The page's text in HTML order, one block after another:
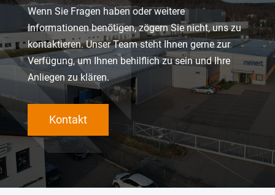
Wenn Sie Fragen haben oder weitere
Informationen benötigen, zögern Sie nicht, uns zu
kontaktieren. Unser Team steht Ihnen gerne zur
Verfügung, um Ihnen behilflich zu sein und Ihre
Anliegen zu klären.
Kontakt